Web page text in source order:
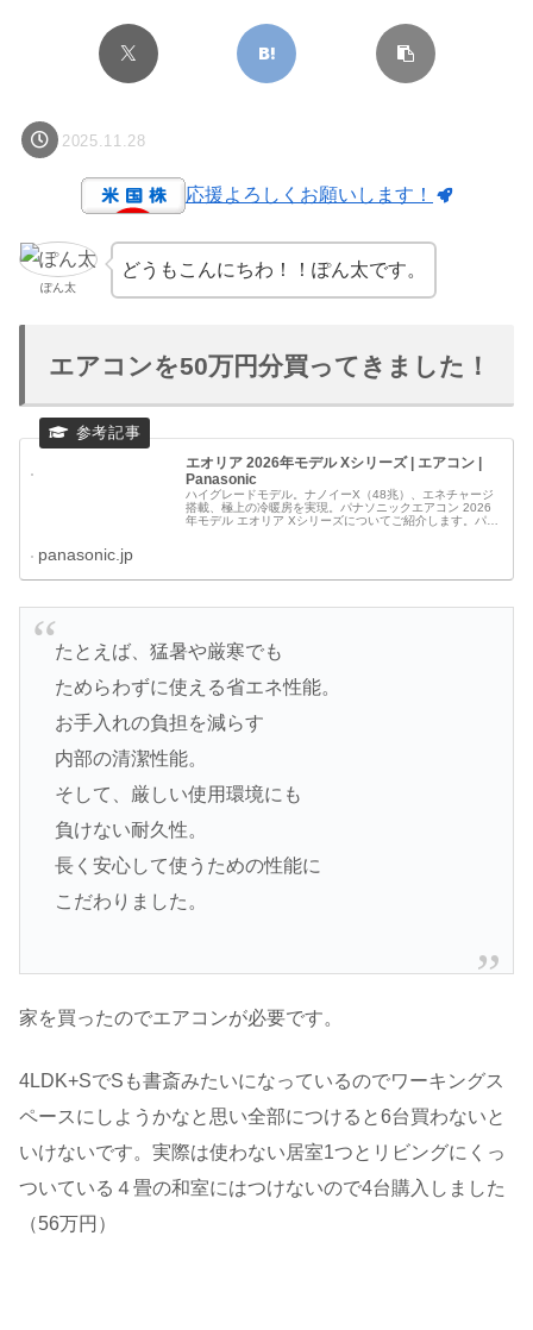
2025.11.28
応援よろしくお願いします！
ぽん太
どうもこんにちわ！！ぽん太です。
エアコンを50万円分買ってきました！
エオリア 2026年モデル Xシリーズ | エアコン |
Panasonic
ハイグレードモデル。ナノイーX（48兆）、エネチャージ
搭載、極上の冷暖房を実現。パナソニックエアコン 2026
年モデル エオリア Xシリーズについてご紹介します。パナ
panasonic.jp
たとえば、猛暑や厳寒でも
ためらわずに使える省エネ性能。
お手入れの負担を減らす
内部の清潔性能。
そして、厳しい使用環境にも
負けない耐久性。
長く安心して使うための性能に
こだわりました。
家を買ったのでエアコンが必要です。
4LDK+SでSも書斎みたいになっているのでワーキングス
ペースにしようかなと思い全部につけると6台買わないと
いけないです。実際は使わない居室1つとリビングにくっ
ついている４畳の和室にはつけないので4台購入しました
（56万円）